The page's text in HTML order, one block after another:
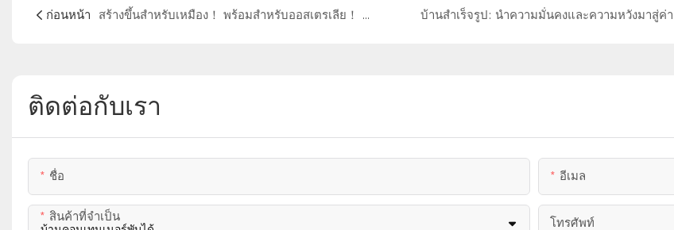
ก่อนหน้า สร้างขึ้นสำหรับเหมือง！ พร้อมสำหรับออสเตรเลีย！ ค้นพบบ้านแบบแยกส่วนสำหรับค่ายเหมืองแร่！
ติดต่อกับเรา
ชื่อ อีเมล
สินค้าที่จำเป็น โทรศัพท์